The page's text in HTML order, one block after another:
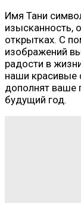
Имя Тани
изысканность,
открытках. С
изображений
радости в
наши красивые
дополнят ваше
будущий год.